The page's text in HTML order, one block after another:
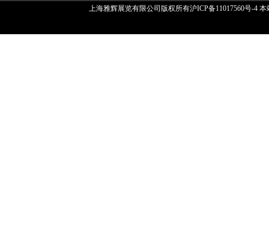
上海雅辉展览有限公司版权所有沪ICP备11017560号-4 本